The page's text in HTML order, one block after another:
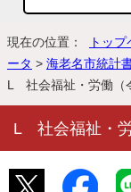
現在の位置： トッ
ータ > 海老名市統計
L 社会福祉・労働（
L 社会福祉・労